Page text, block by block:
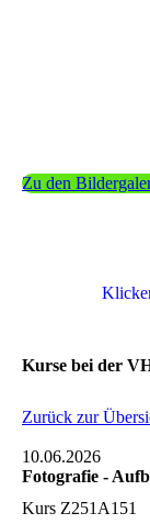
Zu den
Kurse bei der
Zurück zur
10.06.2026
Fotografie -
Kurs Z251A151